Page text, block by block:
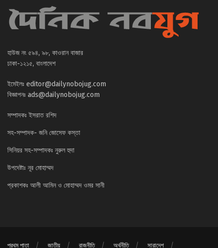
হাউজ নং ৫৯৪, ৯৮, কাওরান বাজার
ঢাকা-১২১৫, বাংলাদেশ
ইমেইলঃ editor@dailynobojug.com
বিজ্ঞাপনঃ ads@dailynobojug.com
সম্পাদকঃ ইসরাত রশিদ
সহ-সম্পাদক- জনি জোসেফ কস্তা
সিনিয়র সহ-সম্পাদকঃ নুরুল হুদা
উপদেষ্টাঃ নূর মোহাম্মদ
প্রকাশকঃ আলী আমিন ও মোহাম্মদ ওমর সানী
প্রথম পাতা জাতীয় রাজনীতি অর্থনীতি সারাদেশ